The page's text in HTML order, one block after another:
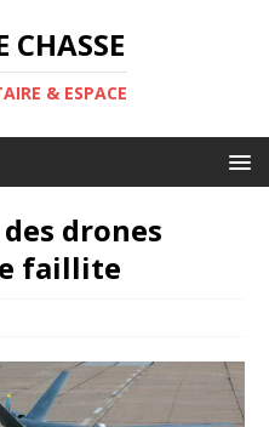
CHASSE
& ESPACE
drones
faillite